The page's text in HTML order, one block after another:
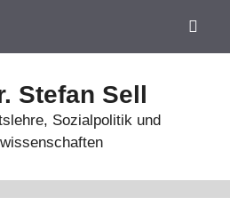
Stefan Sell
Sozialpolitik und